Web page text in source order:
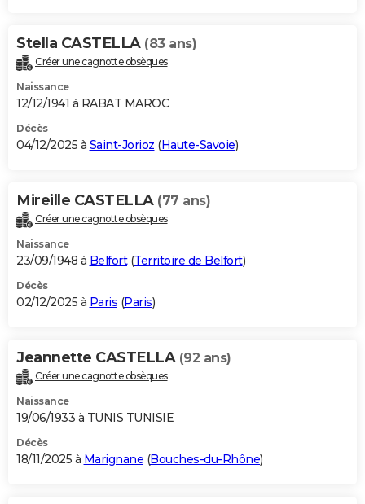
Stella CASTELLA (83 ans)
Créer une cagnotte obsèques
Naissance
12/12/1941 à RABAT MAROC
Décès
04/12/2025 à Saint-Jorioz (Haute-Savoie)
Mireille CASTELLA (77 ans)
Créer une cagnotte obsèques
Naissance
23/09/1948 à Belfort(Territoire de Belfort)
Décès
02/12/2025 à Paris (Paris)
Jeannette CASTELLA (92 ans)
Créer une cagnotte obsèques
Naissance
19/06/1933 à TUNIS TUNISIE
Décès
18/11/2025 à Marignane (Bouches-du-Rhône)